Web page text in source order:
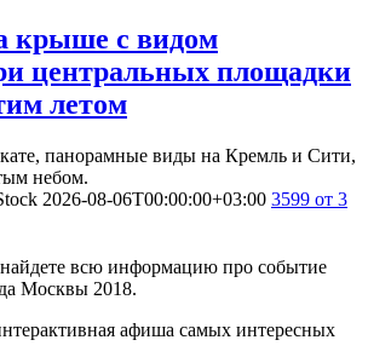
крыше с видом
центральных площадки
летом
панорамные виды на Кремль и Сити,
небом.
2026-08-06T00:00:00+03:00 3599 от 3
всю информацию про событие
Москвы 2018.
афиша самых интересных